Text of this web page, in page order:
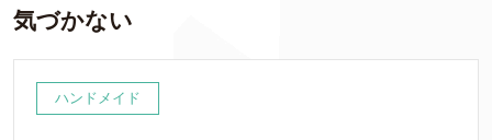
気づかない
ハンドメイド